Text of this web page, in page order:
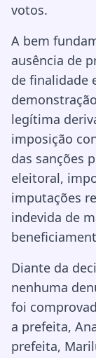
votos.
A bem
ausência de
de finalidade
legítima
imposição
das sanções
eleitoral,
imputações
indevida de
Diante da
nenhuma
foi
a prefeita,
prefeita,